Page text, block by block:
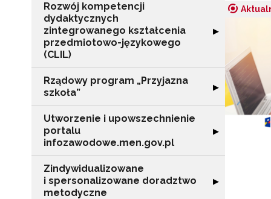
Rozwój kompetencji
dydaktycznych
zintegrowanego kształcenia
przedmiotowo-językowego
(CLIL)
Rozwiń sekcję
▶
Rządowy program „Przyjazna
szkoła”
Rozwiń sekcję
▶
Utworzenie i upowszechnienie
portalu
infozawodowe.men.gov.pl
Rozwiń sekcję
▶
Zindywidualizowane
i spersonalizowane doradztwo
metodyczne
Rozwiń sekcję
▶